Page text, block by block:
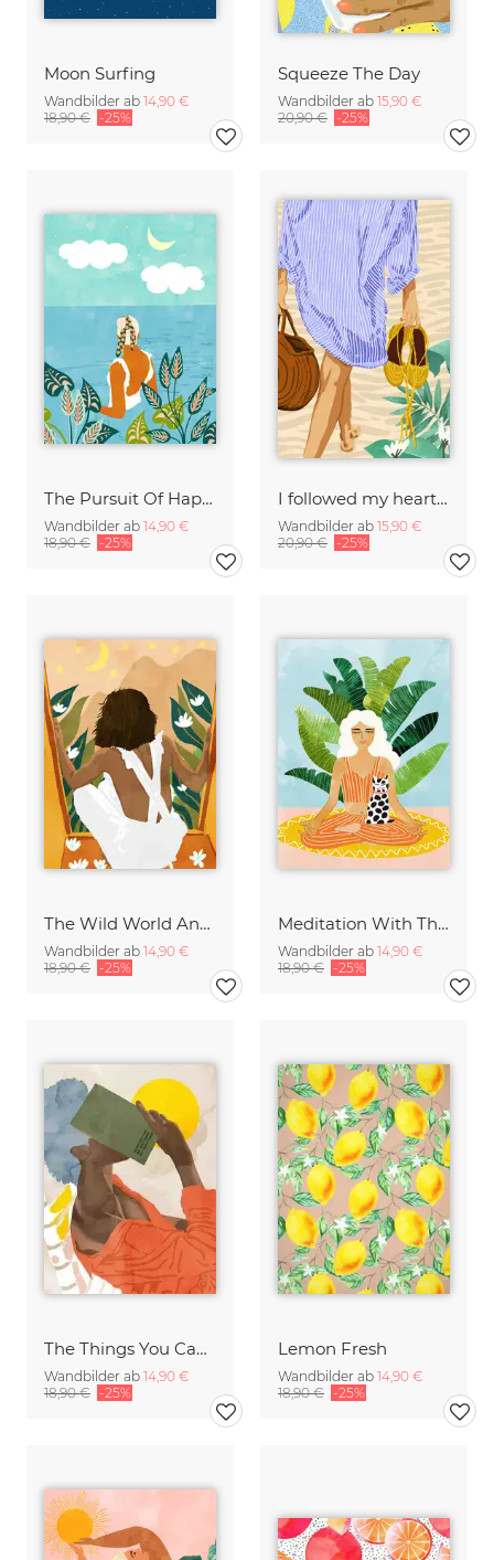
Moon Surfing
Wandbilder ab 14,90 €
18,90 € -25%
Squeeze The Day
Wandbilder ab 15,90 €
20,90 € -25%
The Pursuit Of Happiness
Wandbilder ab 14,90 €
18,90 € -25%
I followed my heart & it led me to the beach
Wandbilder ab 15,90 €
20,90 € -25%
The Wild World And A Rebel Heart
Wandbilder ab 14,90 €
18,90 € -25%
Meditation With Thy Cat
Wandbilder ab 14,90 €
18,90 € -25%
The Things You Can See Only When You Slow Down
Wandbilder ab 14,90 €
18,90 € -25%
Lemon Fresh
Wandbilder ab 14,90 €
18,90 € -25%